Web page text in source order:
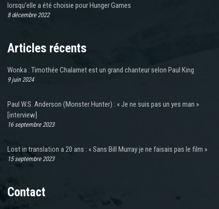
lorsqu’elle a été choisie pour Hunger Games
8 décembre 2022
Articles récents
Wonka : Timothée Chalamet est un grand chanteur selon Paul King
9 juin 2024
Paul W.S. Anderson (Monster Hunter) : « Je ne suis pas un yes man »
[interview]
16 septembre 2023
Lost in translation a 20 ans : « Sans Bill Murray je ne faisais pas le film »
15 septembre 2023
Contact